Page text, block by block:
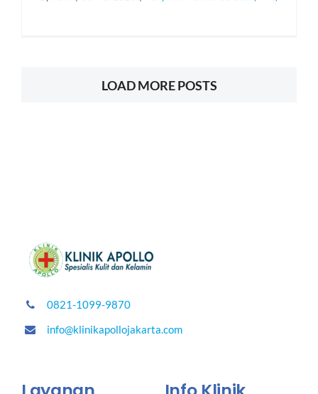
LOAD MORE POSTS
0821-1099-9870
info@klinikapollojakarta.com